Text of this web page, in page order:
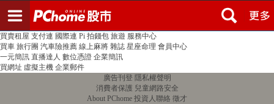
PChome首頁 線上購物 24h購物 書店
買賣租屋 支付連 國際連 Pi 拍錢包 旅遊 服務中心
買車 旅行團 汽車險推薦 線上麻將 雜誌 星座命理 會員中心
一元簡訊 直播達人 數位憑證 企業簡訊
買網址 虛擬主機 企業郵件
廣告刊登 隱私權聲明
消費者保護 兒童網路安全
About PChome 投資人聯絡 徵才